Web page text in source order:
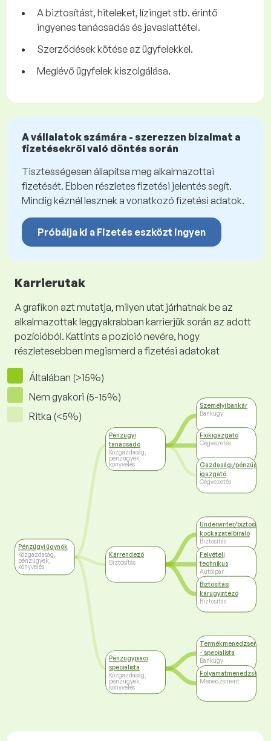
A biztosítást, hiteleket, lízinget stb. érintő
ingyenes tanácsadás és javaslattétel.
Szerződések kötése az ügyfelekkel.
Meglévő ügyfelek kiszolgálása.
A vállalatok számára - szerezzen bizalmat a
fizetésekről való döntés során
Tisztességesen állapítsa meg alkalmazottai
fizetését. Ebben részletes fizetési jelentés segít.
Mindig kéznél lesznek a vonatkozó fizetési adatok.
Próbálja ki a Fizetés eszközt ingyen
Karrierutak
A grafikon azt mutatja, milyen utat járhatnak be az
alkalmazottak leggyakrabban karrierjük során az adott
pozícióból. Kattints a pozíció nevére, hogy
részletesebben megismerd a fizetési adatokat
Általában (>15%)
Nem gyakori (5-15%)
Ritka (<5%)
Pénzügyi ügynök
Közgazdaság,
pénzügyek,
könyvelés
Pénzügyi
tanácsadó
Közgazdaság,
pénzügyek,
könyvelés
Kárrendező
Biztosítás
Pénzügypiaci
specialista
Közgazdaság,
pénzügyek,
könyvelés
Személyi bankár
Bankügy
Fiókigazgató
Cégvezetés
Gazdasági/pénzügyi
igazgató
Cégvezetés
Underwriter/biztosítási
kockázatelbíráló
Biztosítás
Felvételi
technikus
Autóipar
Biztosítási
kárügyintéző
Biztosítás
Termékmenedzser
- specialista
Bankügy
Folyamatmenedzser
Menedzsment